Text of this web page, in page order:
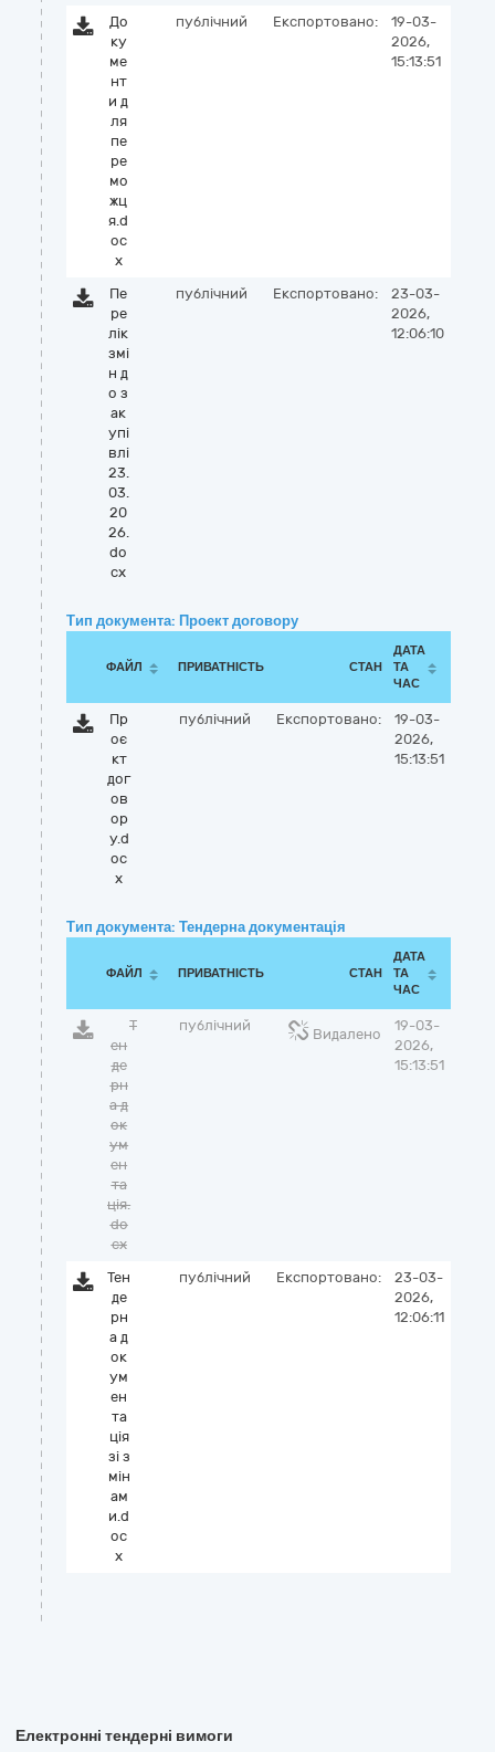
До
ку
ме
нт
и д
ля
пе
ре
мо
жц
я.d
oc
x
публічний Експортовано:
19-03-
2026,
15:13:51
Пе
ре
лік
змі
н д
о з
ак
упі
влі
23.
03.
20
26.
do
cx
публічний Експортовано:
23-03-
2026,
12:06:10
Тип документа: Проект договору
ФАЙЛ ПРИВАТНІСТЬ СТАН
ДАТА
ТА
ЧАС
Пр
оє
кт
дог
ов
ор
у.d
oc
x
публічний Експортовано:
19-03-
2026,
15:13:51
Тип документа: Тендерна документація
ФАЙЛ ПРИВАТНІСТЬ СТАН
ДАТА
ТА
ЧАС
Т
ен
де
рн
а д
ок
ум
ен
та
ція.
do
cx
публічний
Видалено
19-03-
2026,
15:13:51
Тен
де
рн
а д
ок
ум
ен
та
ція
зі з
мін
ам
и.d
oc
x
публічний Експортовано:
23-03-
2026,
12:06:11
Електронні тендерні вимоги